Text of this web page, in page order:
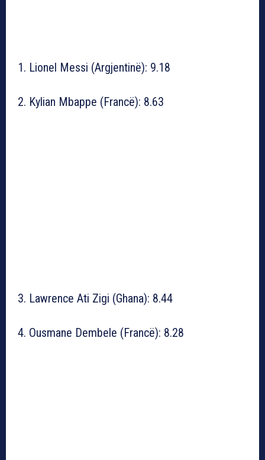
1. Lionel Messi (Argjentinë): 9.18
2. Kylian Mbappe (Francë): 8.63
3. Lawrence Ati Zigi (Ghana): 8.44
4. Ousmane Dembele (Francë): 8.28